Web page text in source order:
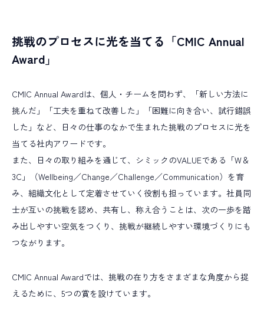
臨床開発モニター CRA
プロジェクトマネジメント
薬事コンサルティング
事業開発
挑戦のプロセスに光を当てる「CMIC Annual
Award」
CMIC Annual Awardは、個人・チームを問わず、「新しい方法に
挑んだ」「工夫を重ねて改善した」「困難に向き合い、試行錯誤
した」など、日々の仕事のなかで生まれた挑戦のプロセスに光を
当てる社内アワードです。
また、日々の取り組みを通じて、シミックのVALUEである「W＆
3C」（Wellbeing／Change／Challenge／Communication）を育
み、組織文化として定着させていく役割も担っています。社員同
士が互いの挑戦を認め、共有し、称え合うことは、次の一歩を踏
み出しやすい空気をつくり、挑戦が継続しやすい環境づくりにも
つながります。
CMIC Annual Awardでは、挑戦の在り方をさまざまな角度から捉
えるために、5つの賞を設けています。